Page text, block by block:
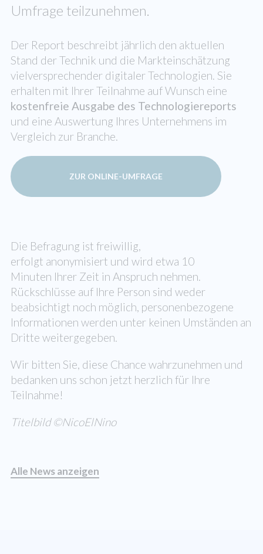
Umfrage teilzunehmen.
Der Report beschreibt jährlich den aktuellen
Stand der Technik und die Markteinschätzung
vielversprechender digitaler Technologien. Sie
erhalten mit Ihrer Teilnahme auf Wunsch eine
kostenfreie Ausgabe des Technologiereports
und eine Auswertung Ihres Unternehmens im
Vergleich zur Branche.
ZUR ONLINE-UMFRAGE
Die Befragung ist freiwillig,
erfolgt anonymisiert und wird etwa 10
Minuten Ihrer Zeit in Anspruch nehmen.
Rückschlüsse auf Ihre Person sind weder
beabsichtigt noch möglich, personenbezogene
Informationen werden unter keinen Umständen an
Dritte weitergegeben.
Wir bitten Sie, diese Chance wahrzunehmen und
bedanken uns schon jetzt herzlich für Ihre
Teilnahme!
Titelbild ©NicoElNino
Alle News anzeigen